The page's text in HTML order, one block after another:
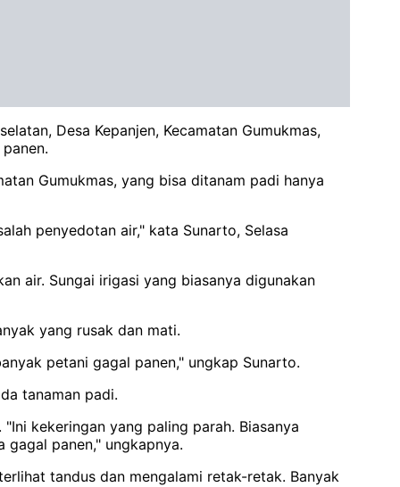
Desa Kepanjen, Kecamatan Gumukmas,
Gumukmas, yang bisa ditanam padi hanya
penyedotan air," kata Sunarto, Selasa
air. Sungai irigasi yang biasanya digunakan
yang rusak dan mati.
petani gagal panen," ungkap Sunarto.
tanaman padi.
kekeringan yang paling parah. Biasanya
panen," ungkapnya.
tandus dan mengalami retak-retak. Banyak